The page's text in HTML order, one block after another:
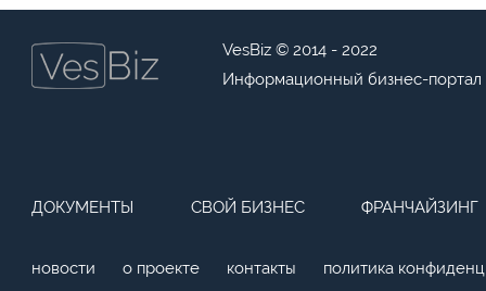
VesBiz © 2014 - 2022
Информационный бизнес-портал
ДОКУМЕНТЫ СВОЙ БИЗНЕС ФРАНЧАЙЗИНГ
новости о проекте контакты политика